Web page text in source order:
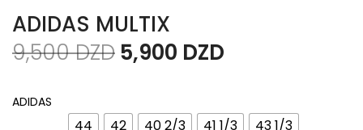
ADIDAS MULTIX
9,500DZD5,900 DZD
44 42 40 2/3 41 1/3 43 1/3
ADIDAS